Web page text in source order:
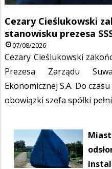
Cezary Cieślukowski
stanowisku prezesa
07/08/2026
Cezary Cieślukowski
Prezesa Zarządu
Ekonomicznej S.A. Do
obowiązki szefa spółki